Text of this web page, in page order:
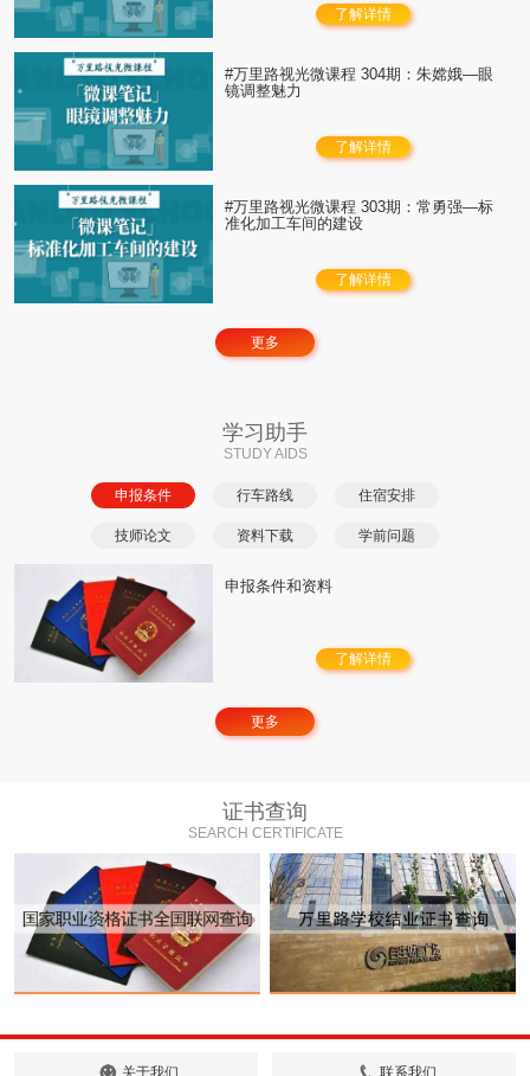
了解详情
#万里路视光微课程 304期：朱嫦娥—眼
镜调整魅力
了解详情
#万里路视光微课程 303期：常勇强—标
准化加工车间的建设
了解详情
更多
学习助手
STUDY AIDS
申报条件 行车路线 住宿安排
技师论文 资料下载 学前问题
申报条件和资料
了解详情
更多
证书查询
SEARCH CERTIFICATE
关于我们 联系我们